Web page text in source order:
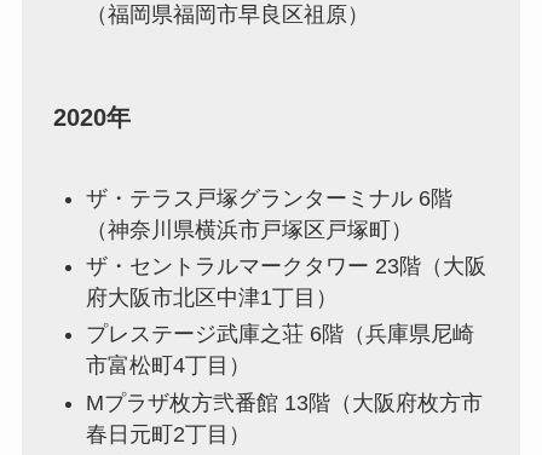
（福岡県福岡市早良区祖原）
2020年
ザ・テラス戸塚グランターミナル 6階
（神奈川県横浜市戸塚区戸塚町）
ザ・セントラルマークタワー 23階（大阪
府大阪市北区中津1丁目）
プレステージ武庫之荘 6階（兵庫県尼崎
市富松町4丁目）
Mプラザ枚方弐番館 13階（大阪府枚方市
春日元町2丁目）